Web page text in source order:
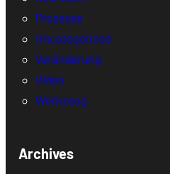
Prozesse
Uncategorized
Veränderung
Video
Werkzeug
Archives